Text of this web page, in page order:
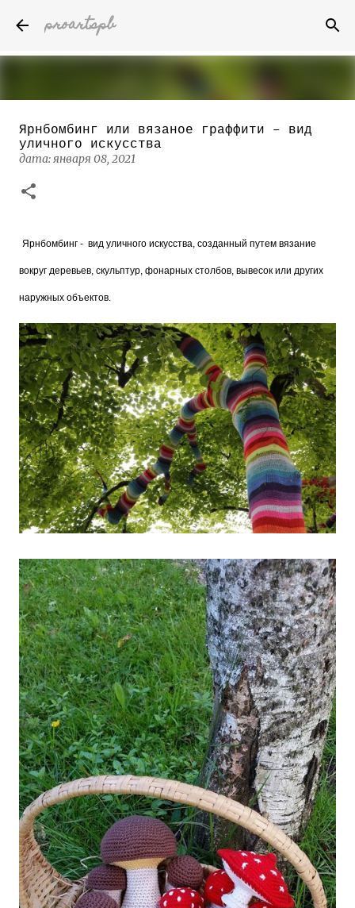
proartspb
Бумажные скульптуры канадского
художника Келвина Николса (Calvin
Nicholls)
Ярнбомбинг или вязаное граффити – вид
уличного искусства
дата:января 08, 2021
Ярнбомбинг - вид уличного искусства, созданный путем вязание
вокруг деревьев, скульптур, фонарных столбов, вывесок или других
наружных объектов.